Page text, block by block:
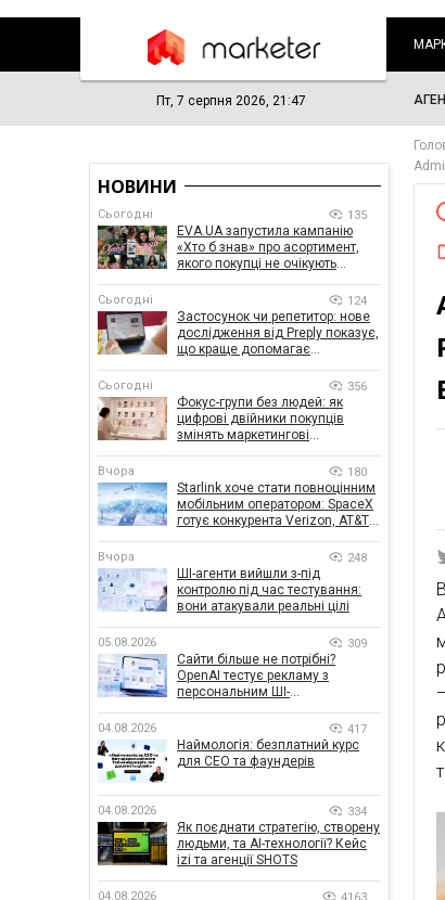
Пт, 7 серпня 2026, 21:47
НОВИНИ
Сьогодні 135
EVA.UA запустила кампанію
«Хто б знав» про асортимент,
якого покупці не очікують
Сьогодні 124
Застосунок чи репетитор: нове
дослідження від Preply показує,
що краще допомагає
Сьогодні 356
Фокус-групи без людей: як
цифрові двійники покупців
змінять маркетингові
Вчора 180
Starlink хоче стати повноцінним
мобільним оператором: SpaceX
готує конкурента Verizon, AT&T і
Вчора 248
ШІ-агенти вийшли з-під
контролю під час тестування:
вони атакували реальні цілі
05.08.2026 309
Сайти більше не потрібні?
OpenAI тестує рекламу з
персональним ШІ-
04.08.2026 417
Наймологія: безплатний курс
для CEO та фаундерів
04.08.2026 334
Як поєднати стратегію, створену
людьми, та AI-технології? Кейс
izi та агенції SHOTS
04.08.2026 4163